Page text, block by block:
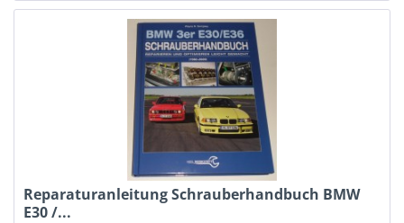
Reparaturanleitung Schrauberhandbuch BMW
E30 /...